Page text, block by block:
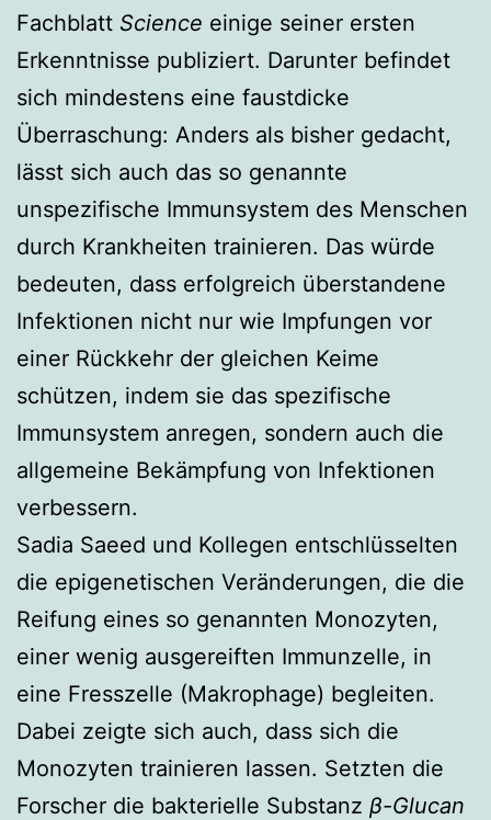
Fachblatt Science einige seiner ersten
Erkenntnisse publiziert. Darunter befindet
sich mindestens eine faustdicke
Überraschung: Anders als bisher gedacht,
lässt sich auch das so genannte
unspezifische Immunsystem des Menschen
durch Krankheiten trainieren. Das würde
bedeuten, dass erfolgreich überstandene
Infektionen nicht nur wie Impfungen vor
einer Rückkehr der gleichen Keime
schützen, indem sie das spezifische
Immunsystem anregen, sondern auch die
allgemeine Bekämpfung von Infektionen
verbessern.
Sadia Saeed und Kollegen entschlüsselten
die epigenetischen Veränderungen, die die
Reifung eines so genannten Monozyten,
einer wenig ausgereiften Immunzelle, in
eine Fresszelle (Makrophage) begleiten.
Dabei zeigte sich auch, dass sich die
Monozyten trainieren lassen. Setzten die
Forscher die bakterielle Substanz β-Glucan